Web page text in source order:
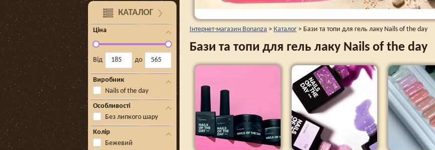
КАТАЛОГ
Ціна
Від до
Виробник
Nails of the day
Особливості
Без липкого шару
Колір
Бежевий
Інтернет-магазин Bonanza > Каталог > Бази та топи для гель лаку Nails of the day
Бази та топи для гель лаку Nails of the day